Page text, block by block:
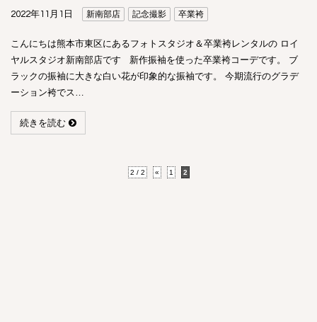
2022年11月1日 新南部店 記念撮影 卒業袴
こんにちは熊本市東区にあるフォトスタジオ＆卒業袴レンタルの ロイ
ヤルスタジオ新南部店です 新作振袖を使った卒業袴コーデです。 ブ
ラックの振袖に大きな白い花が印象的な振袖です。 今期流行のグラデ
ーション袴でス…
続きを読む
2 / 2 « 1 2